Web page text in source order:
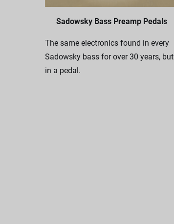
Sadowsky Bass Preamp Pedals
The same electronics found in every
Sadowsky bass for over 30 years, but
in a pedal.